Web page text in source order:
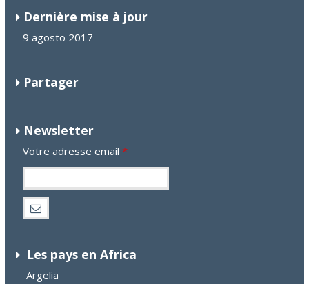
Dernière mise à jour
9 agosto 2017
Partager
Newsletter
Votre adresse email *
Les pays en Africa
Argelia